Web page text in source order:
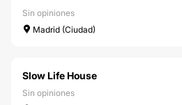
Sin opiniones
Madrid (Ciudad)
Slow Life House
Sin opiniones